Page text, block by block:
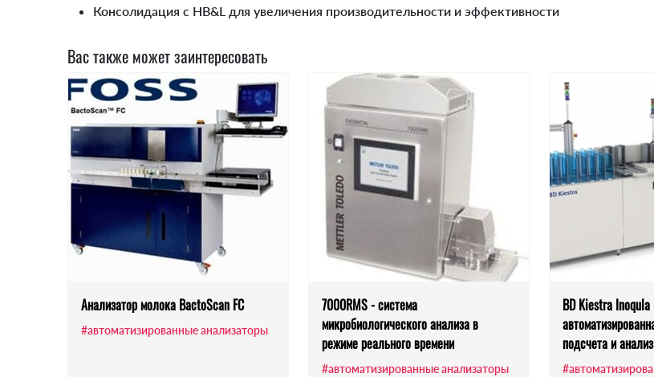
Консолидация с HB&L для увеличения производительности и эффективности
Вас также может заинтересовать
Анализатор молока BactoScan FC
#автоматизированные анализаторы
7000RMS - система
микробиологического анализа в
режиме реального времени
#автоматизированные анализаторы
BD Kiestra
подсчета и